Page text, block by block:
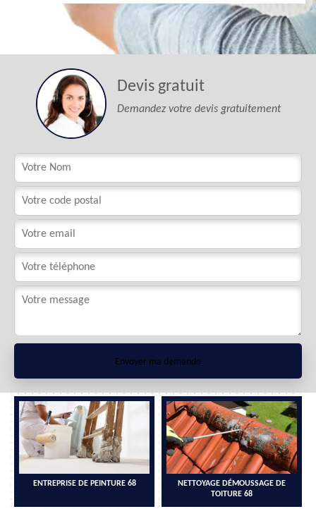
Devis gratuit
Demandez votre devis gratuitement
ENTREPRISE DE PEINTURE 68
NETTOYAGE DÉMOUSSAGE DE
TOITURE 68